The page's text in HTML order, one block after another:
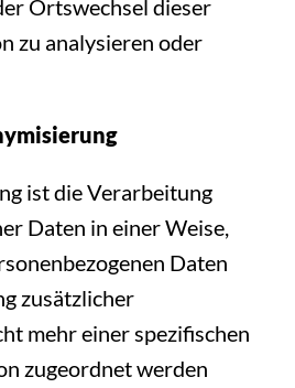
Ortswechsel dieser
zu analysieren oder
ist die Verarbeitung
Daten in einer Weise,
Daten
zusätzlicher
mehr einer spezifischen
zugeordnet werden